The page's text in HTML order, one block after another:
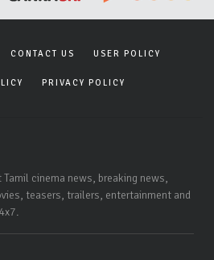
CONTACT US USER POLICY
PRIVACY POLICY
cinema news, breaking news,
teasers, trailers, entertainment and